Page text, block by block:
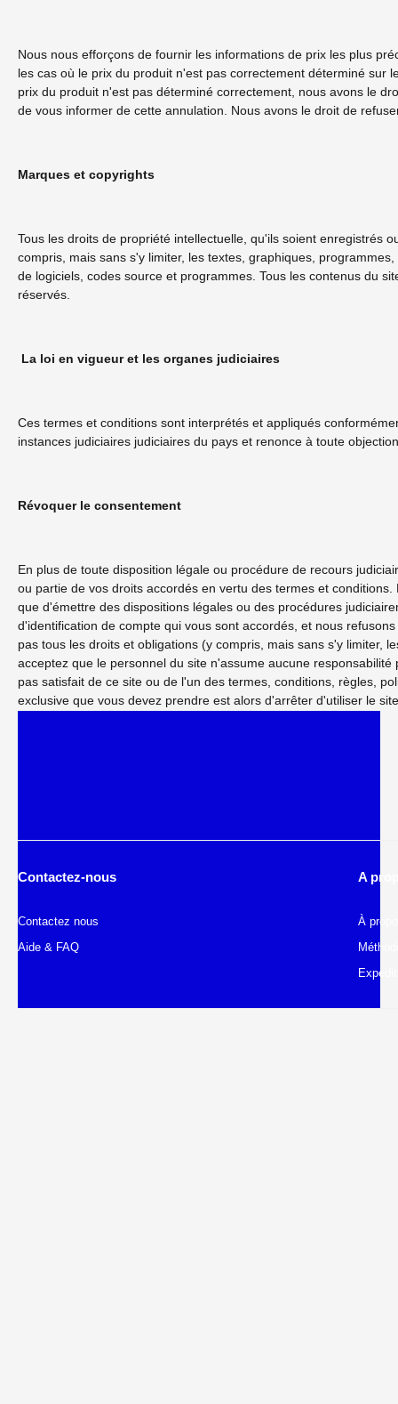
Nous nous efforçons de fournir les informations de prix les plus
les cas où le prix du produit n'est pas correctement déterminé sur
prix du produit n'est pas déterminé correctement, nous avons le
de vous informer de cette annulation. Nous avons le droit de
Marques et copyrights
Tous les droits de propriété intellectuelle, qu'ils soient enregistrés
compris, mais sans s'y limiter, les textes, graphiques,
de logiciels, codes source et programmes. Tous les contenus du
réservés.
La loi en vigueur et les organes judiciaires
Ces termes et conditions sont interprétés et appliqués
instances judiciaires judiciaires du pays et renonce à toute
Révoquer le consentement
En plus de toute disposition légale ou procédure de recours
ou partie de vos droits accordés en vertu des termes et
que d'émettre des dispositions légales ou des procédures
d'identification de compte qui vous sont accordés, et nous
pas tous les droits et obligations (y compris, mais sans s'y limiter,
acceptez que le personnel du site n'assume aucune
pas satisfait de ce site ou de l'un des termes, conditions, règles,
exclusive que vous devez prendre est alors d'arrêter d'utiliser le
Contactez-nous
Contactez nous
Aide & FAQ
A
À